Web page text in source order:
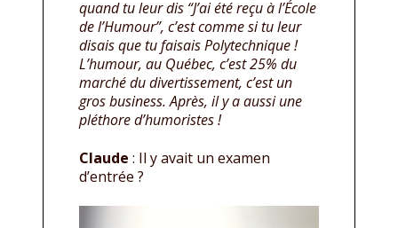
quand tu leur dis “J’ai été reçu à l’École
de l’Humour”, c’est comme si tu leur
disais que tu faisais Polytechnique !
L’humour, au Québec, c’est 25% du
marché du divertissement, c’est un
gros business. Après, il y a aussi une
pléthore d’humoristes !
Claude : Il y avait un examen
d’entrée ?